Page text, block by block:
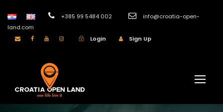
+385 99 5484 002
info@croatia-open-
land.com
Login
Sign Up